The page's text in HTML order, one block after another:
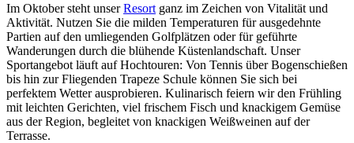
Im Oktober steht unserResort ganz im Zeichen von Vitalität und
Aktivität. Nutzen Sie die milden Temperaturen für ausgedehnte
Partien auf den umliegenden Golfplätzen oder für geführte
Wanderungen durch die blühende Küstenlandschaft. Unser
Sportangebot läuft auf Hochtouren: Von Tennis über Bogenschießen
bis hin zur Fliegenden Trapeze Schule können Sie sich bei
perfektem Wetter ausprobieren. Kulinarisch feiern wir den Frühling
mit leichten Gerichten, viel frischem Fisch und knackigem Gemüse
aus der Region, begleitet von knackigen Weißweinen auf der
Terrasse.